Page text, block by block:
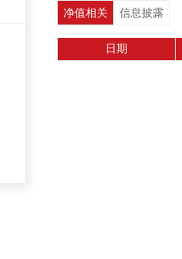
净值相关 信息披露
日期